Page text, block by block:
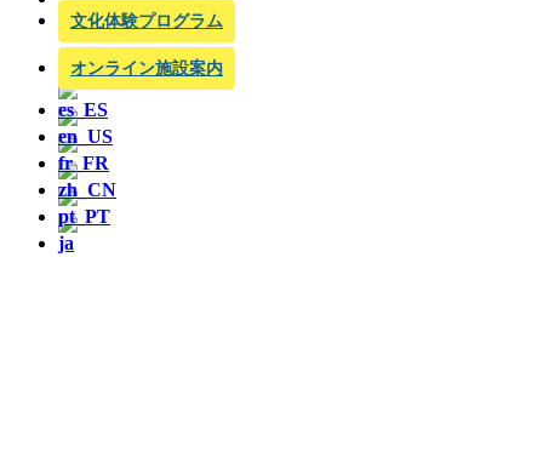
文化体験プログラム
オンライン施設案内